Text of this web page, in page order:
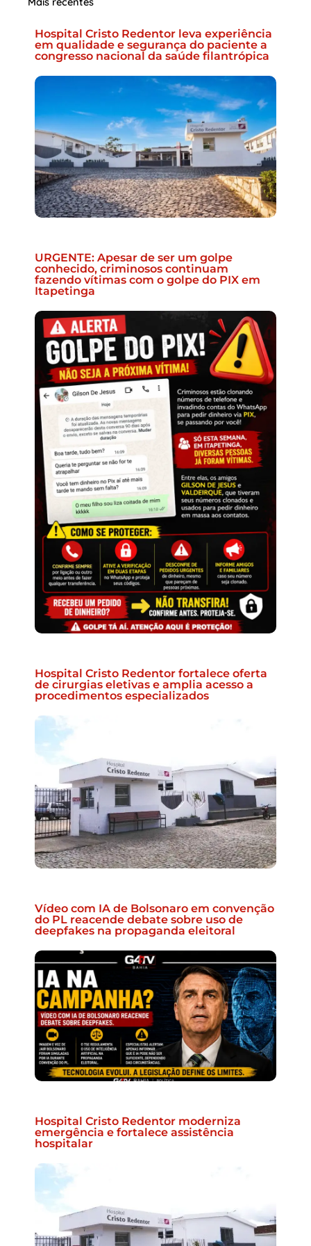
Hospital Cristo Redentor leva experiência
em qualidade e segurança do paciente a
congresso nacional da saúde filantrópica
URGENTE: Apesar de ser um golpe
conhecido, criminosos continuam
fazendo vítimas com o golpe do PIX em
Itapetinga
Hospital Cristo Redentor fortalece oferta
de cirurgias eletivas e amplia acesso a
procedimentos especializados
Vídeo com IA de Bolsonaro em convenção
do PL reacende debate sobre uso de
deepfakes na propaganda eleitoral
Hospital Cristo Redentor moderniza
emergência e fortalece assistência
hospitalar